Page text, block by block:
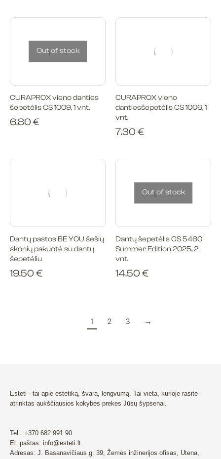
Out of stock
CURAPROX vieno danties
šepetėlis CS 1009, 1 vnt.
6.80 €
CURAPROX vieno
dantiesšepetėlis CS 1006, 1
vnt.
7.30 €
Dantų pastos BE YOU šešių
skonių pakuotė su dantų
šepetėliu
19.50 €
Out of stock
Dantų šepetėlis CS 5460
Summer Edition 2025, 2
vnt.
14.50 €
1 2 3 →
Esteti - tai apie estetiką, švarą, lengvumą. Tai vieta, kurioje rasite
atrinktas aukščiausios kokybės prekes Jūsų šypsenai.
Tel.: +370 682 991 90
El. paštas: info@esteti.lt
Adresas: J. Basanavičiaus g. 39, Žemės inžinerijos ofisas, Utena,